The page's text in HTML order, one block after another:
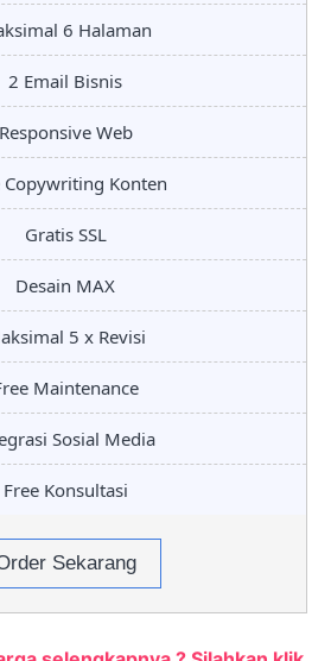
6 Halaman
2 Email Bisnis
Responsive Web
Copywriting Konten
Gratis SSL
Desain MAX
5 x Revisi
Maintenance
Sosial Media
Free Konsultasi
Sekarang